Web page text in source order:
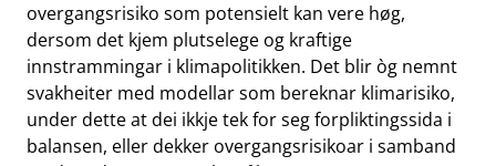
overgangsrisiko som potensielt kan vere høg,
dersom det kjem plutselege og kraftige
innstrammingar i klimapolitikken. Det blir òg nemnt
svakheiter med modellar som bereknar klimarisiko,
under dette at dei ikkje tek for seg forpliktingssida i
balansen, eller dekker overgangsrisikoar i samband